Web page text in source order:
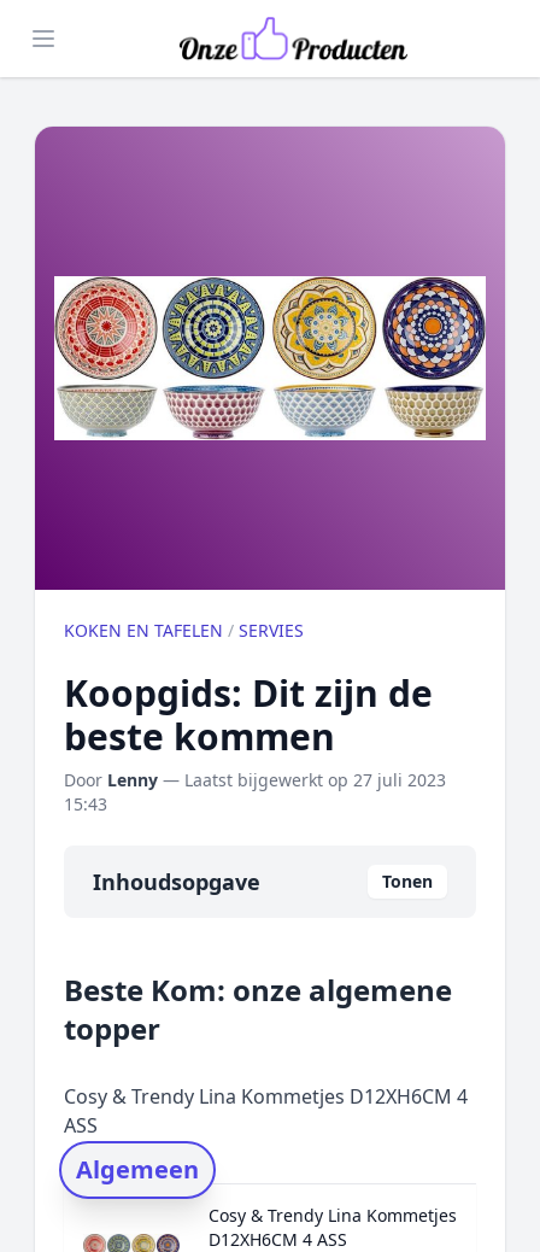
Open menu
KOKEN EN TAFELEN / SERVIES
Koopgids: Dit zijn de
beste kommen
Door Lenny — Laatst bijgewerkt op 27 juli 2023
15:43
Inhoudsopgave Tonen
Onze algemene topper
Prijs topper
Rating topper
Onderzoeksmethode
Alternatieven
Prijsniveaus
Beste Kom: onze algemene
topper
Cosy & Trendy Lina Kommetjes D12XH6CM 4
ASS
Algemeen
Cosy & Trendy Lina Kommetjes
D12XH6CM 4 ASS